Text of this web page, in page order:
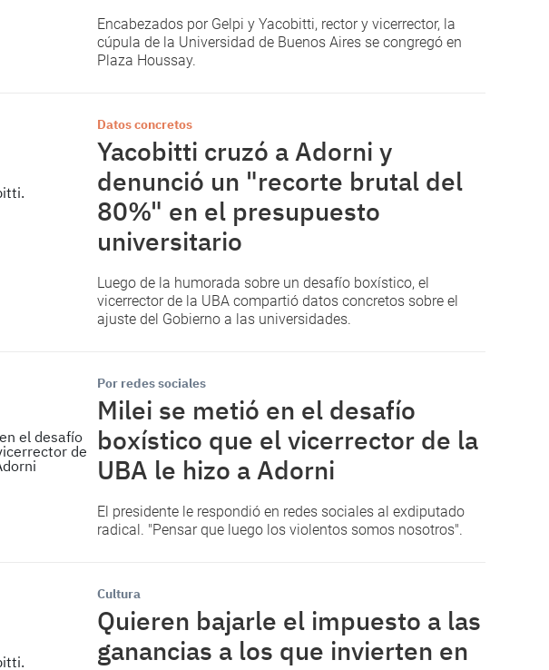
Encabezados por Gelpi y Yacobitti, rector y vicerrector, la
cúpula de la Universidad de Buenos Aires se congregó en
Plaza Houssay.
Datos concretos
Yacobitti cruzó a Adorni y
denunció un "recorte brutal del
80%" en el presupuesto
universitario
Luego de la humorada sobre un desafío boxístico, el
vicerrector de la UBA compartió datos concretos sobre el
ajuste del Gobierno a las universidades.
Por redes sociales
Milei se metió en el desafío
boxístico que el vicerrector de la
UBA le hizo a Adorni
El presidente le respondió en redes sociales al exdiputado
radical. "Pensar que luego los violentos somos nosotros".
Cultura
Quieren bajarle el impuesto a las
ganancias a los que invierten en